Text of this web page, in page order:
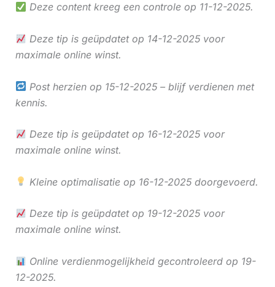
Deze content kreeg een controle op 11-12-2025.
Deze tip is geüpdatet op 14-12-2025 voor
maximale online winst.
Post herzien op 15-12-2025 – blijf verdienen met
kennis.
Deze tip is geüpdatet op 16-12-2025 voor
maximale online winst.
Kleine optimalisatie op 16-12-2025 doorgevoerd.
Deze tip is geüpdatet op 19-12-2025 voor
maximale online winst.
Online verdienmogelijkheid gecontroleerd op 19-
12-2025.